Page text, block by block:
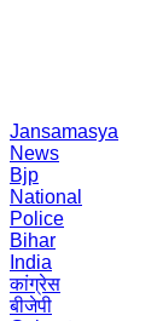
Jansamasya
News
Bjp
National
Police
Bihar
India
कांग्रेस
बीजेपी